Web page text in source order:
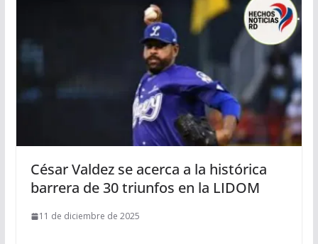
César Valdez se acerca a la histórica
barrera de 30 triunfos en la LIDOM
11 de diciembre de 2025